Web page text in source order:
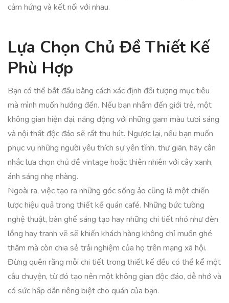
cảm hứng và kết nối với nhau.
Lựa Chọn Chủ Đề Thiết Kế
Phù Hợp
Bạn có thể bắt đầu bằng cách xác định đối tượng mục tiêu
mà mình muốn hướng đến. Nếu bạn nhắm đến giới trẻ, một
không gian hiện đại, năng động với những gam màu tươi sáng
và nội thất độc đáo sẽ rất thu hút. Ngược lại, nếu bạn muốn
phục vụ những người yêu thích sự yên tĩnh, thư giãn, hãy cân
nhắc lựa chọn chủ đề vintage hoặc thiên nhiên với cây xanh,
ánh sáng nhẹ nhàng.
Ngoài ra, việc tạo ra những góc sống ảo cũng là một chiến
lược hiệu quả trong thiết kế quán café. Những bức tường
nghệ thuật, bàn ghế sáng tạo hay những chi tiết nhỏ như đèn
lồng hay tranh vẽ sẽ khiến khách hàng không chỉ muốn ghé
thăm mà còn chia sẻ trải nghiệm của họ trên mạng xã hội.
Đừng quên rằng mỗi chi tiết trong thiết kế đều có thể kể một
câu chuyện, từ đó tạo nên một không gian độc đáo, dễ nhớ và
có sức hấp dẫn riêng biệt cho quán của bạn.